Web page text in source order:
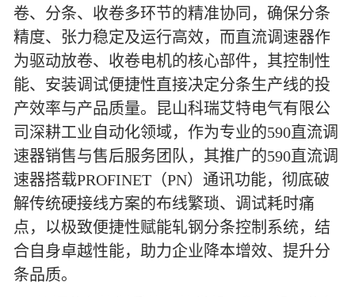
卷、分条、收卷多环节的精准协同，确保分条
精度、张力稳定及运行高效，而直流调速器作
为驱动放卷、收卷电机的核心部件，其控制性
能、安装调试便捷性直接决定分条生产线的投
产效率与产品质量。昆山科瑞艾特电气有限公
司深耕工业自动化领域，作为专业的590直流调
速器销售与售后服务团队，其推广的590直流调
速器搭载PROFINET（PN）通讯功能，彻底破
解传统硬接线方案的布线繁琐、调试耗时痛
点，以极致便捷性赋能轧钢分条控制系统，结
合自身卓越性能，助力企业降本增效、提升分
条品质。